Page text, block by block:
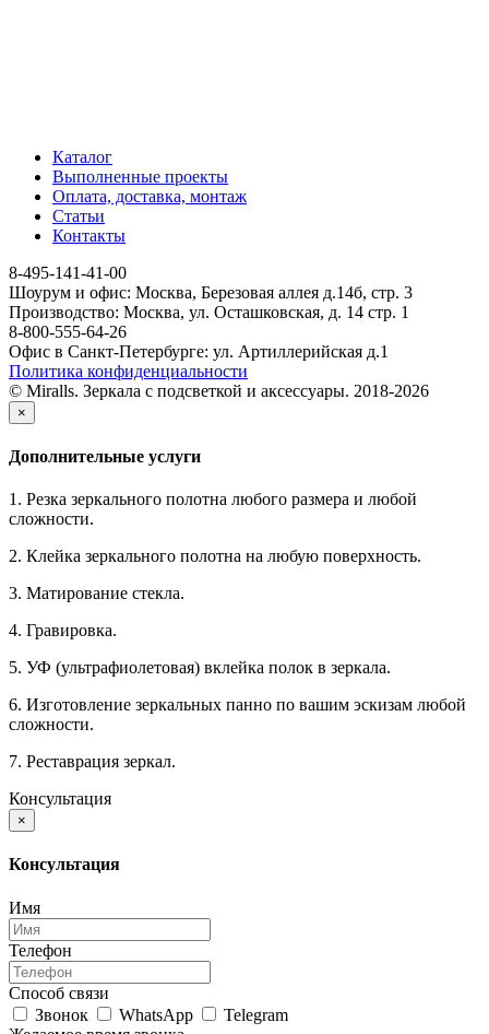
Каталог
Выполненные проекты
Оплата, доставка, монтаж
Статьи
Контакты
8-495-141-41-00
Шоурум и офис: Москва, Березовая аллея д.14б, стр. 3
Производство: Москва, ул. Осташковская, д. 14 стр. 1
8-800-555-64-26
Офис в Санкт-Петербурге: ул. Артиллерийская д.1
Политика конфиденциальности
© Miralls. Зеркала с подсветкой и аксессуары. 2018-2026
×
Дополнительные услуги
1. Резка зеркального полотна любого размера и любой
сложности.
2. Клейка зеркального полотна на любую поверхность.
3. Матирование стекла.
4. Гравировка.
5. УФ (ультрафиолетовая) вклейка полок в зеркала.
6. Изготовление зеркальных панно по вашим эскизам любой
сложности.
7. Реставрация зеркал.
Консультация
×
Консультация
Имя
Телефон
Способ связи
Звонок
WhatsApp
Telegram